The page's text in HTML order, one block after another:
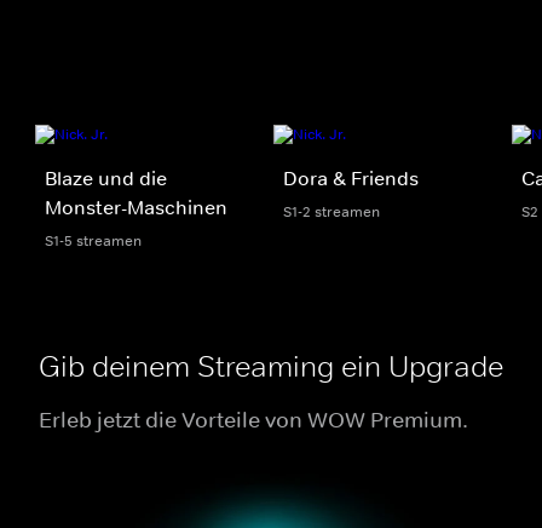
Blaze und die
Monster-Maschinen
S1-5 streamen
Dora & Friends
S1-2 streamen
Gib deinem Streaming ein Upgrade
Erleb jetzt die Vorteile von WOW Premium.